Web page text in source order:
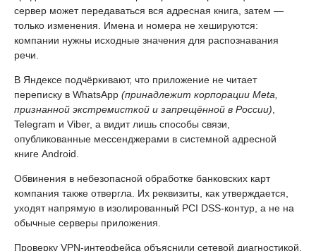
сервер может передаваться вся адресная книга, затем —
только изменения. Имена и номера не хешируются:
компании нужны исходные значения для распознавания
речи.
В Яндексе подчёркивают, что приложение не читает
переписку в WhatsApp (принадлежит корпорации Meta,
признанной экстремисткой и запрещённой в России),
Telegram и Viber, а видит лишь способы связи,
опубликованные мессенджерами в системной адресной
книге Android.
Обвинения в небезопасной обработке банковских карт
компания также отвергла. Их реквизиты, как утверждается,
уходят напрямую в изолированный PCI DSS-контур, а не на
обычные серверы приложения.
Проверку VPN-интерфейса объяснили сетевой диагностикой,